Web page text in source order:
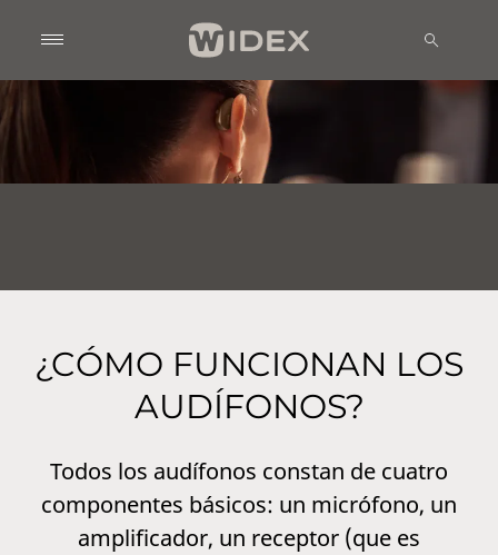
¿CÓMO FUNCIONAN LOS
AUDÍFONOS?
Todos los audífonos constan de cuatro
componentes básicos: un micrófono, un
amplificador, un receptor (que es